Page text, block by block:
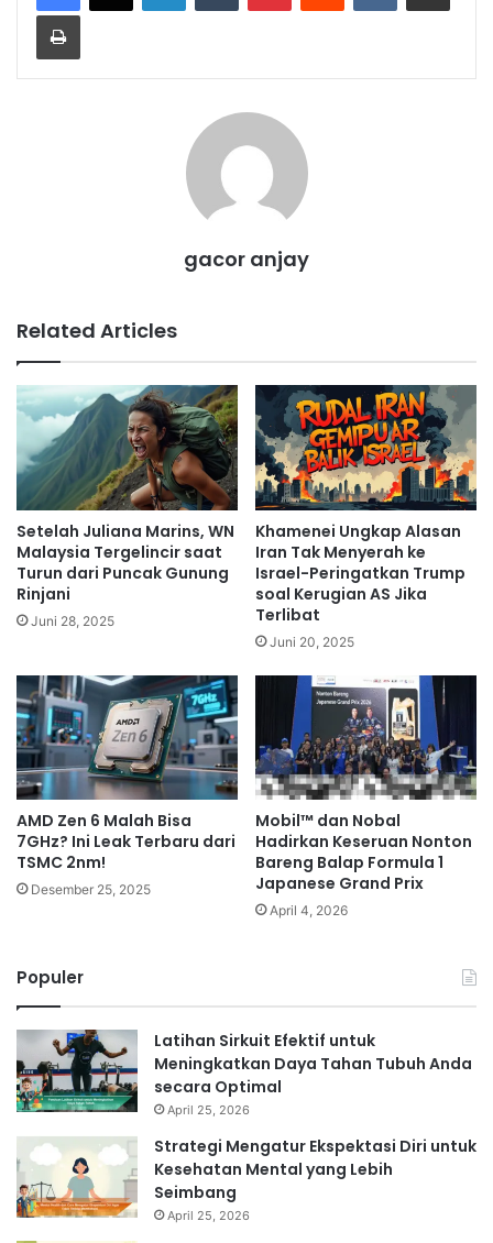
Print
gacor anjay
Related Articles
Setelah Juliana Marins, WN
Malaysia Tergelincir saat
Turun dari Puncak Gunung
Rinjani
Juni 28, 2025
Khamenei Ungkap Alasan
Iran Tak Menyerah ke
Israel-Peringatkan Trump
soal Kerugian AS Jika
Terlibat
Juni 20, 2025
AMD Zen 6 Malah Bisa
7GHz? Ini Leak Terbaru dari
TSMC 2nm!
Desember 25, 2025
Mobil™️ dan Nobal
Hadirkan Keseruan Nonton
Bareng Balap Formula 1
Japanese Grand Prix
April 4, 2026
Populer
Latihan Sirkuit Efektif untuk
Meningkatkan Daya Tahan Tubuh Anda
secara Optimal
April 25, 2026
Strategi Mengatur Ekspektasi Diri untuk
Kesehatan Mental yang Lebih
Seimbang
April 25, 2026